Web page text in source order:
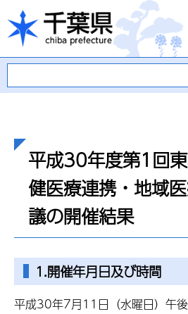
千葉県
平成30年度第1回
健医療連携・地域
議の開催結果
1.開催年月日及び時間
平成30年7月11日（水曜日）午